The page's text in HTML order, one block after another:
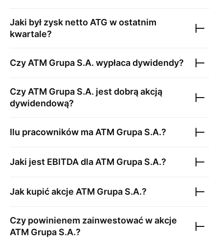
Jaki był zysk netto ATG w ostatnim
kwartale?
Czy ATM Grupa S.A. wypłaca dywidendy?
Czy ATM Grupa S.A. jest dobrą akcją
dywidendową?
Ilu pracowników ma ATM Grupa S.A.?
Jaki jest EBITDA dla ATM Grupa S.A.?
Jak kupić akcje ATM Grupa S.A.?
Czy powinienem zainwestować w akcje
ATM Grupa S.A.?